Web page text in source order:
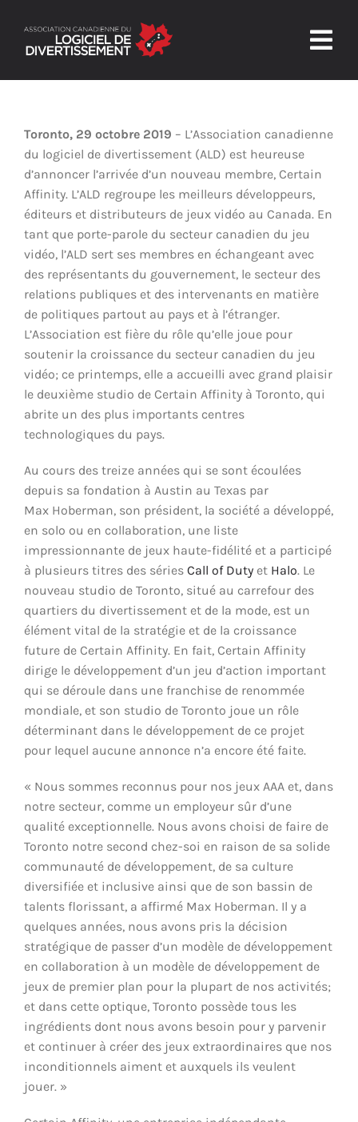
content
L’ALD
Nous joindre
Toronto, 29 octobre 2019 – L’Association canadienne
du logiciel de divertissement (ALD) est heureuse
d’annoncer l’arrivée d’un nouveau membre, Certain
Affinity. L’ALD regroupe les meilleurs développeurs,
éditeurs et distributeurs de jeux vidéo au Canada. En
tant que porte-parole du secteur canadien du jeu
vidéo, l’ALD sert ses membres en échangeant avec
des représentants du gouvernement, le secteur des
relations publiques et des intervenants en matière
de politiques partout au pays et à l’étranger.
L’Association est fière du rôle qu’elle joue pour
soutenir la croissance du secteur canadien du jeu
vidéo; ce printemps, elle a accueilli avec grand plaisir
le deuxième studio de Certain Affinity à Toronto, qui
abrite un des plus importants centres
technologiques du pays.
Au cours des treize années qui se sont écoulées
depuis sa fondation à Austin au Texas par
Max Hoberman, son président, la société a développé,
en solo ou en collaboration, une liste
impressionnante de jeux haute-fidélité et a participé
à plusieurs titres des séries Call of Duty et Halo. Le
nouveau studio de Toronto, situé au carrefour des
quartiers du divertissement et de la mode, est un
élément vital de la stratégie et de la croissance
future de Certain Affinity. En fait, Certain Affinity
dirige le développement d’un jeu d’action important
qui se déroule dans une franchise de renommée
mondiale, et son studio de Toronto joue un rôle
déterminant dans le développement de ce projet
pour lequel aucune annonce n’a encore été faite.
« Nous sommes reconnus pour nos jeux AAA et, dans
notre secteur, comme un employeur sûr d’une
qualité exceptionnelle. Nous avons choisi de faire de
Toronto notre second chez-soi en raison de sa solide
communauté de développement, de sa culture
diversifiée et inclusive ainsi que de son bassin de
talents florissant, a affirmé Max Hoberman. Il y a
quelques années, nous avons pris la décision
stratégique de passer d’un modèle de développement
en collaboration à un modèle de développement de
jeux de premier plan pour la plupart de nos activités;
et dans cette optique, Toronto possède tous les
ingrédients dont nous avons besoin pour y parvenir
et continuer à créer des jeux extraordinaires que nos
inconditionnels aiment et auxquels ils veulent
jouer. »